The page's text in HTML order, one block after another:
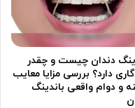
دندان چیست و چقدر
دارد؟ بررسی مزایا معایب
و دوام واقعی باندینگ